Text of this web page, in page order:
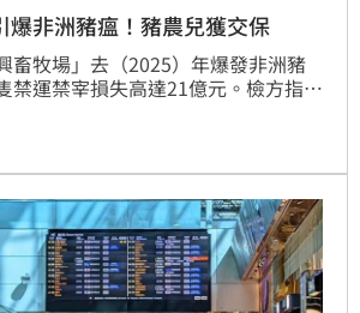
爆非洲豬瘟！豬農兒獲交保
畜牧場」去（2025）年爆發非洲豬
禁運禁宰損失高達21億元。檢方指控
死豬遭羈押禁見。其中58歲陳子自去
於23日裁定以15萬元交保，全案將